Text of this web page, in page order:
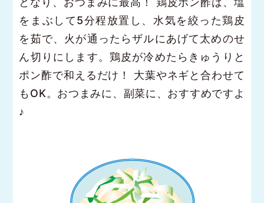
をまぶして5分程放置し、水気を絞った鶏皮
を茹で、火が通ったらザルにあげて太めのせ
ん切りにします。鶏皮が冷めたらきゅうりと
ポン酢で和えるだけ！ 大葉やネギと合わせて
もOK。おつまみに、副菜に、おすすめですよ
♪